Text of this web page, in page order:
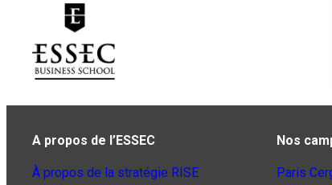
A propos de l’ESSEC
À propos de la stratégie RISE
Nos
Paris